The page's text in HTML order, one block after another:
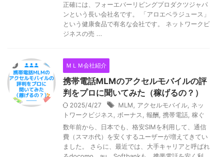
正確には、フォーエバーリビングプロダクツジャパ
ンという長い会社名です。 「アロエベラジュース」
という健康食品で有名な会社です。 ネットワークビ
ジネスの売 ...
ＭＬＭ会社紹介
携帯電話MLMのアクセルモバイルの評
判をプロに聞いてみた（稼げるの？）
2025/4/27 MLM アクセルモバイル ネッ
トワークビジネス
ボーナス 報酬 携帯電話 稼ぐ
数年前から、日本でも、格安SIMを利用して、通信
費（スマホ代）を安くするユーザーが増えてきてい
ました。 さらに、最近では、大手キャリアと呼ばれ